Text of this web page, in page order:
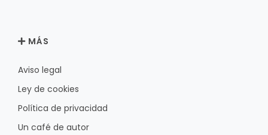
MÁS
Aviso legal
Ley de cookies
Política de privacidad
Un café de autor